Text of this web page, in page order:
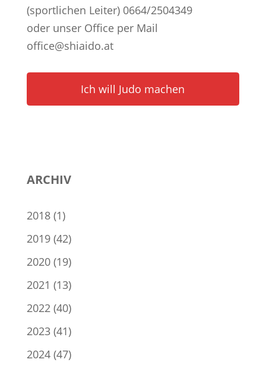
(sportlichen Leiter) 0664/2504349
oder unser Office per Mail
office@shiaido.at
Ich will Judo machen
ARCHIV
2018(1)
2019(42)
2020(19)
2021 (13)
2022 (40)
2023(41)
2024(47)